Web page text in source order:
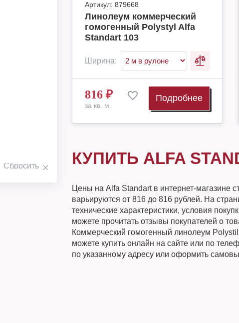
Артикул: 879668
Линолеум коммерческий
гомогенный Polystyl Alfa
Standart 103
Ширина:
816 ₽
за кв. м.
Подробнее
КУПИТЬ ALFA
Цены на Alfa Standart в интернет-
варьируются от 816 до 816 рублей. На
технические характеристики, условия
можете прочитать отзывы покупателей о
Коммерческий гомогенный линолеум
можете купить онлайн на сайте или по
по указанному адресу или оформить